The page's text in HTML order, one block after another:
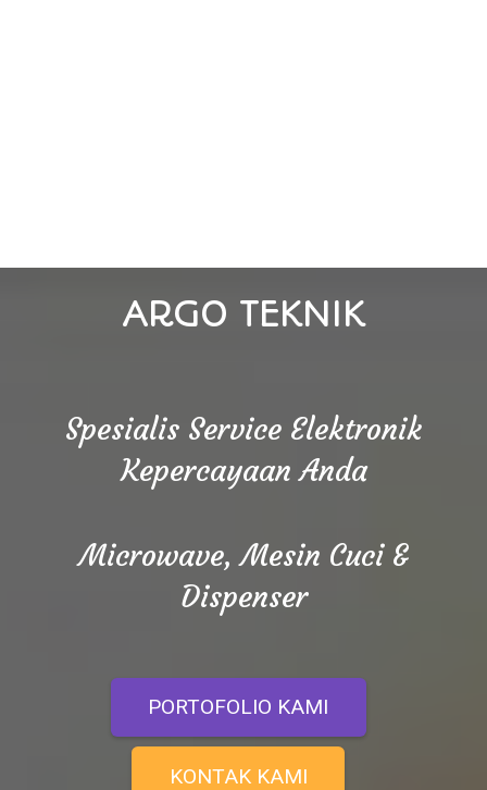
ARGO TEKNIK
Spesialis Service Elektronik
Kepercayaan Anda
Microwave, Mesin Cuci &
Dispenser
PORTOFOLIO KAMI
KONTAK KAMI